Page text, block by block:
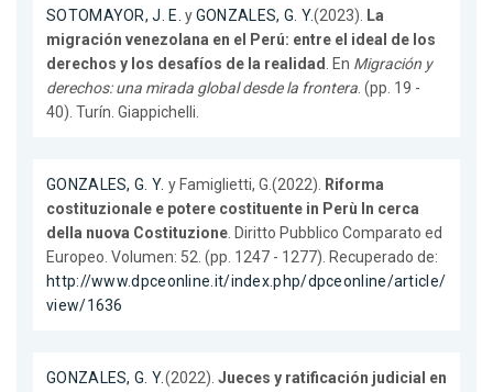
SOTOMAYOR, J. E. yGONZALES, G. Y.(2023). La
migración venezolana en el Perú: entre el ideal de los
derechos y los desafíos de la realidad. En Migración y
derechos: una mirada global desde la frontera. (pp. 19 -
40). Turín. Giappichelli.
GONZALES, G. Y. y Famiglietti, G.(2022). Riforma
costituzionale e potere costituente in Perù In cerca
della nuova Costituzione. Diritto Pubblico Comparato ed
Europeo. Volumen: 52. (pp. 1247 - 1277). Recuperado de:
http://www.dpceonline.it/index.php/dpceonline/article/
view/1636
GONZALES, G. Y.(2022). Jueces y ratificación judicial en